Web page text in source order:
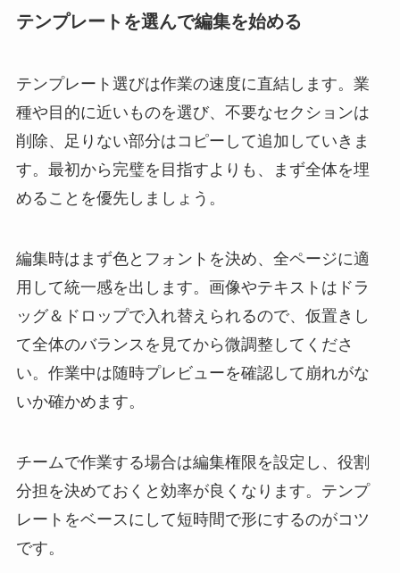
テンプレートを選んで編集を始める
テンプレート選びは作業の速度に直結します。業
種や目的に近いものを選び、不要なセクションは
削除、足りない部分はコピーして追加していきま
す。最初から完璧を目指すよりも、まず全体を埋
めることを優先しましょう。
編集時はまず色とフォントを決め、全ページに適
用して統一感を出します。画像やテキストはドラ
ッグ＆ドロップで入れ替えられるので、仮置きし
て全体のバランスを見てから微調整してくださ
い。作業中は随時プレビューを確認して崩れがな
いか確かめます。
チームで作業する場合は編集権限を設定し、役割
分担を決めておくと効率が良くなります。テンプ
レートをベースにして短時間で形にするのがコツ
です。